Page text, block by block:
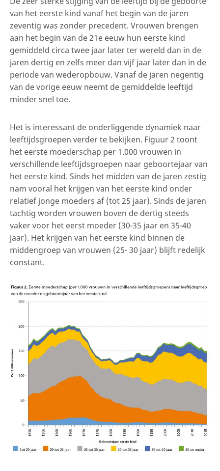
van het eerste kind vanaf het begin van de jaren
zeventig was zonder precedent. Vrouwen brengen
aan het begin van de 21e eeuw hun eerste kind
gemiddeld circa twee jaar later ter wereld dan in de
jaren dertig en zelfs meer dan vijf jaar later dan in de
periode van wederopbouw. Vanaf de jaren negentig
van de vorige eeuw neemt de gemiddelde leeftijd
minder snel toe.
Het is interessant de onderliggende dynamiek naar
leeftijdsgroepen verder te bekijken. Figuur 2 toont
het eerste moederschap per 1.000 vrouwen in
verschillende leeftijdsgroepen naar geboortejaar van
het eerste kind. Sinds het midden van de jaren zestig
nam vooral het krijgen van het eerste kind onder
relatief jonge moeders af (tot 25 jaar). Sinds de jaren
tachtig worden vrouwen boven de dertig steeds
vaker voor het eerst moeder (30-35 jaar en 35-40
jaar). Het krijgen van het eerste kind binnen de
middengroep van vrouwen (25- 30 jaar) blijft redelijk
constant.